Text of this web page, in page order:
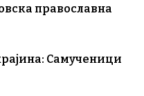
православна
Самученици